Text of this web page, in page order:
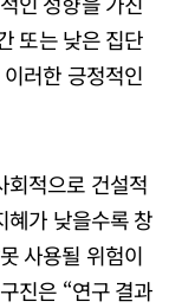
또는 낮은 집단
러한 긍정적인
회적으로 건설적
혜가 낮을수록 창
사용될 위험이
진은 “연구 결과